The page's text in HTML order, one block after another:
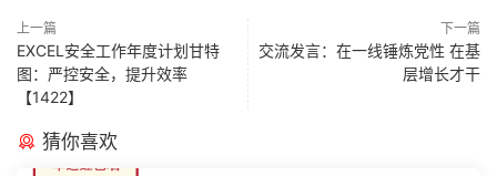
上一篇
EXCEL安全工作年度计划甘特
图：严控安全，提升效率
【1422】
下一篇
交流发言：在一线锤炼党性 在基
层增长才干
猜你喜欢